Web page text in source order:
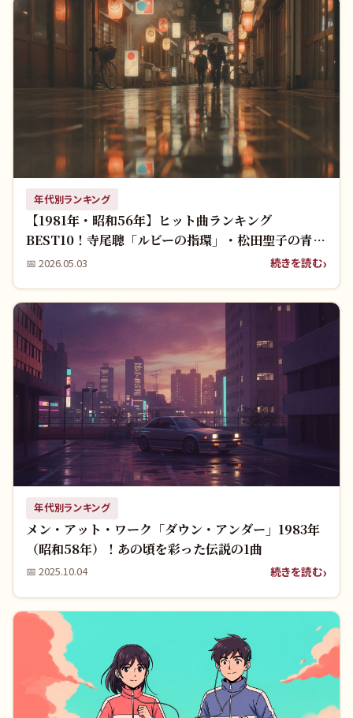
年代別ランキング
【1981年・昭和56年】ヒット曲ランキング
BEST10！寺尾聰「ルビーの指環」・松田聖子の青春
名曲を振り返る
📅 2026.05.03 続きを読む
年代別ランキング
メン・アット・ワーク「ダウン・アンダー」1983年
（昭和58年）！あの頃を彩った伝説の1曲
📅 2025.10.04 続きを読む